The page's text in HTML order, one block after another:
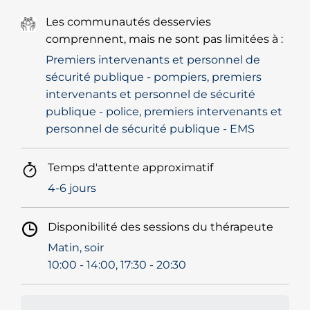
Les communautés desservies
comprennent, mais ne sont pas limitées à :
Premiers intervenants et personnel de
sécurité publique - pompiers, premiers
intervenants et personnel de sécurité
publique - police, premiers intervenants et
personnel de sécurité publique - EMS
Temps d'attente approximatif
4-6 jours
Disponibilité des sessions du thérapeute
Matin, soir
10:00 - 14:00, 17:30 - 20:30